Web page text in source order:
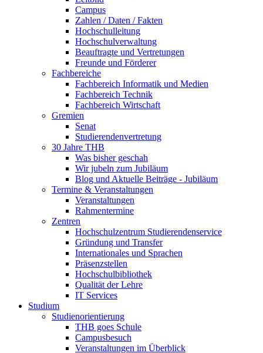
Campus
Zahlen / Daten / Fakten
Hochschulleitung
Hochschulverwaltung
Beauftragte und Vertretungen
Freunde und Förderer
Fachbereiche
Fachbereich Informatik und Medien
Fachbereich Technik
Fachbereich Wirtschaft
Gremien
Senat
Studierendenvertretung
30 Jahre THB
Was bisher geschah
Wir jubeln zum Jubiläum
Blog und Aktuelle Beiträge - Jubiläum
Termine & Veranstaltungen
Veranstaltungen
Rahmentermine
Zentren
Hochschulzentrum Studierendenservice
Gründung und Transfer
Internationales und Sprachen
Präsenzstellen
Hochschulbibliothek
Qualität der Lehre
IT Services
Studium
Studienorientierung
THB goes Schule
Campusbesuch
Veranstaltungen im Überblick